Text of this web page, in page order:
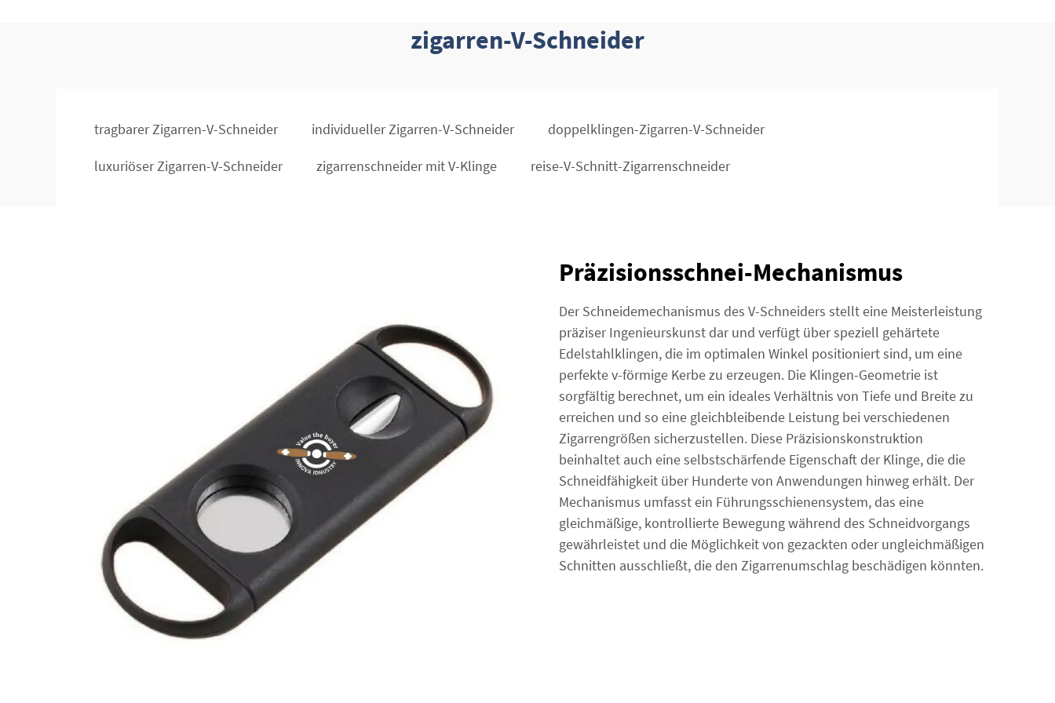
zigarren-V-Schneider
tragbarer Zigarren-V-Schneider individueller Zigarren-V-Schneider doppelklingen-Zigarren-V-Schneider
luxuriöser Zigarren-V-Schneider zigarrenschneider mit V-Klinge reise-V-Schnitt-Zigarrenschneider
Präzisionsschnei-Mechanismus
Der Schneidemechanismus des V-Schneiders stellt eine Meisterleistung
präziser Ingenieurskunst dar und verfügt über speziell gehärtete
Edelstahlklingen, die im optimalen Winkel positioniert sind, um eine
perfekte v-förmige Kerbe zu erzeugen. Die Klingen-Geometrie ist
sorgfältig berechnet, um ein ideales Verhältnis von Tiefe und Breite zu
erreichen und so eine gleichbleibende Leistung bei verschiedenen
Zigarrengrößen sicherzustellen. Diese Präzisionskonstruktion
beinhaltet auch eine selbstschärfende Eigenschaft der Klinge, die die
Schneidfähigkeit über Hunderte von Anwendungen hinweg erhält. Der
Mechanismus umfasst ein Führungsschienensystem, das eine
gleichmäßige, kontrollierte Bewegung während des Schneidvorgangs
gewährleistet und die Möglichkeit von gezackten oder ungleichmäßigen
Schnitten ausschließt, die den Zigarrenumschlag beschädigen könnten.